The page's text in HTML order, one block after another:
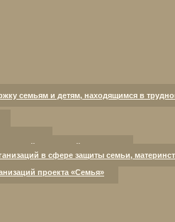
семьям и детям, находящимся в
жизненной ситуации
в сфере защиты семьи,
проекта «Семья»